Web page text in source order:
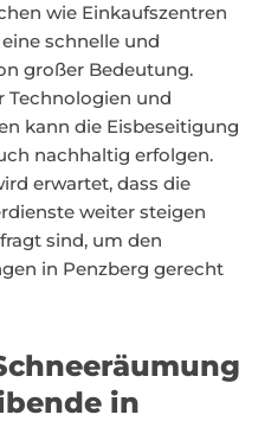
wie Einkaufszentren
schnelle und
großer Bedeutung.
Technologien und
kann die Eisbeseitigung
nachhaltig erfolgen.
erwartet, dass die
weiter steigen
sind, um den
in Penzberg gerecht
in